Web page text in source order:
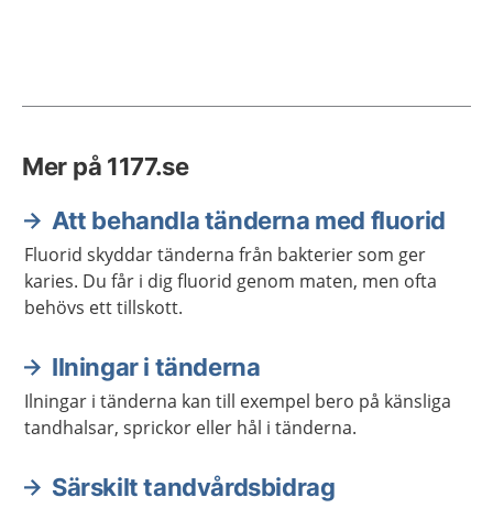
Mer på 1177.se
Att behandla tänderna med fluorid
Fluorid skyddar tänderna från bakterier som ger
karies. Du får i dig fluorid genom maten, men ofta
behövs ett tillskott.
Ilningar i tänderna
Ilningar i tänderna kan till exempel bero på känsliga
tandhalsar, sprickor eller hål i tänderna.
Särskilt tandvårdsbidrag